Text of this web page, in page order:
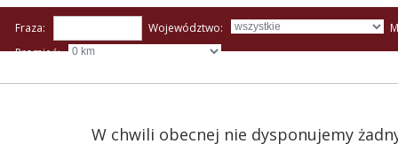
Fraza: Województwo:
Promień:
W chwili obecnej nie dysponujemy